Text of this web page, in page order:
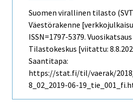
Suomen virallinen tilasto
Väestörakenne
ISSN=1797-5379. Vuosikatsaus
Tilastokeskus [viitattu:
Saantitapa:
https://stat.fi/til/vaerak/
8_02_2019-06-